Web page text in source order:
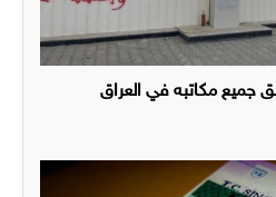
جميع مكاتبه في العراق